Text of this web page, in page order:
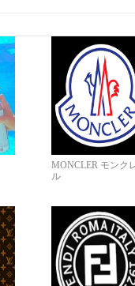
MONCLER モンク
ル